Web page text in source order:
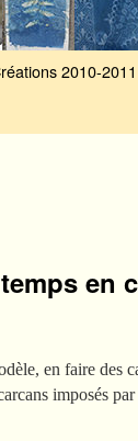
2010-2011
en
en faire des
imposés